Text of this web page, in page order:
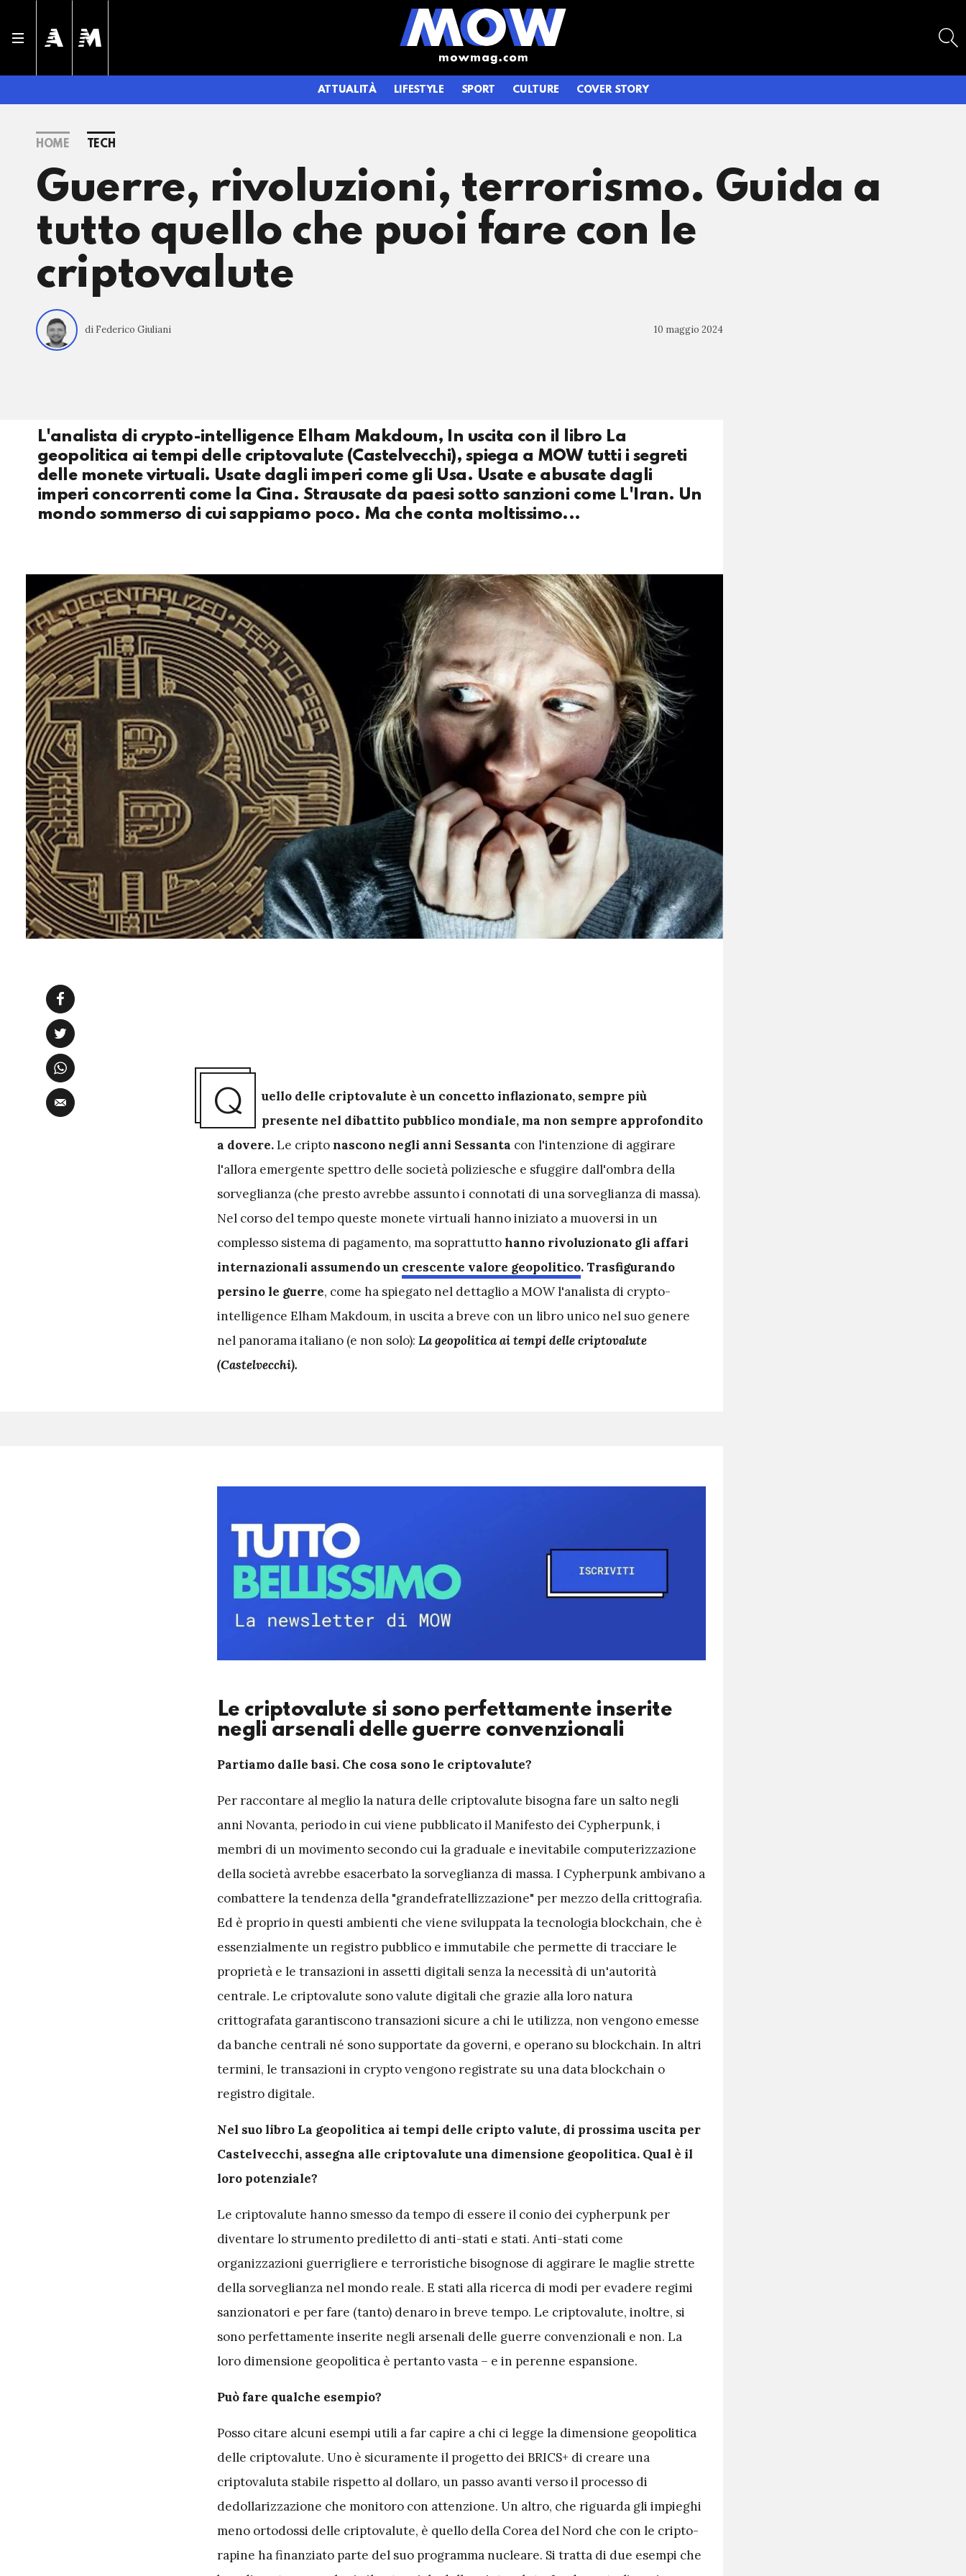
ATTUALITÀ LIFESTYLE SPORT CULTURE COVER STORY
HOME TECH
Guerre, rivoluzioni, terrorismo. Guida a
tutto quello che puoi fare con le
criptovalute
di Federico Giuliani 10 maggio 2024
L'analista di crypto-intelligence Elham Makdoum, In uscita con il libro La
geopolitica ai tempi delle criptovalute (Castelvecchi), spiega a MOW tutti i segreti
delle monete virtuali. Usate dagli imperi come gli Usa. Usate e abusate dagli
imperi concorrenti come la Cina. Strausate da paesi sotto sanzioni come L'Iran. Un
mondo sommerso di cui sappiamo poco. Ma che conta moltissimo...
Q
uello delle criptovalute è un concetto inflazionato, sempre più
presente nel dibattito pubblico mondiale, ma non sempre approfondito
a dovere.Le criptonascono negli anni Sessanta con l'intenzione di aggirare
l'allora emergente spettro delle società poliziesche e sfuggire dall'ombra della
sorveglianza (che presto avrebbe assunto i connotati di una sorveglianza di massa).
Nel corso del tempo queste monete virtuali hanno iniziato a muoversi in un
complesso sistema di pagamento, ma soprattuttohanno rivoluzionato gli affari
internazionali assumendo un crescente valore geopolitico. Trasfigurando
persino le guerre, come ha spiegato nel dettaglio a MOW l'analista di crypto-
intelligence Elham Makdoum, in uscita a breve con un libro unico nel suo genere
nel panorama italiano (e non solo): La geopolitica ai tempi delle criptovalute
(Castelvecchi).
Le criptovalute si sono perfettamente inserite
negli arsenali delle guerre convenzionali
Partiamo dalle basi. Che cosa sono le criptovalute?
Per raccontare al meglio la natura delle criptovalute bisogna fare un salto negli
anni Novanta, periodo in cui viene pubblicato il Manifesto dei Cypherpunk, i
membri di un movimento secondo cui la graduale e inevitabile computerizzazione
della società avrebbe esacerbato la sorveglianza di massa. I Cypherpunk ambivano a
combattere la tendenza della "grandefratellizzazione" per mezzo della crittografia.
Ed è proprio in questi ambienti che viene sviluppata la tecnologia blockchain, che è
essenzialmente un registro pubblico e immutabile che permette di tracciare le
proprietà e le transazioni in assetti digitali senza la necessità di un'autorità
centrale. Le criptovalute sono valute digitali che grazie alla loro natura
crittografata garantiscono transazioni sicure a chi le utilizza, non vengono emesse
da banche centrali né sono supportate da governi, e operano su blockchain. In altri
termini, le transazioni in crypto vengono registrate su una data blockchain o
registro digitale.
Nel suo libro La geopolitica ai tempi delle cripto valute, di prossima uscita per
Castelvecchi, assegna alle criptovalute una dimensione geopolitica. Qual è il
loro potenziale?
Le criptovalute hanno smesso da tempo di essere il conio dei cypherpunk per
diventare lo strumento prediletto di anti-stati e stati. Anti-stati come
organizzazioni guerrigliere e terroristiche bisognose di aggirare le maglie strette
della sorveglianza nel mondo reale. E stati alla ricerca di modi per evadere regimi
sanzionatori e per fare (tanto) denaro in breve tempo. Le criptovalute, inoltre, si
sono perfettamente inserite negli arsenali delle guerre convenzionali e non. La
loro dimensione geopolitica è pertanto vasta – e in perenne espansione.
Può fare qualche esempio?
Posso citare alcuni esempi utili a far capire a chi ci legge la dimensione geopolitica
delle criptovalute. Uno è sicuramente il progetto dei BRICS+ di creare una
criptovaluta stabile rispetto al dollaro, un passo avanti verso il processo di
dedollarizzazione che monitoro con attenzione. Un altro, che riguarda gli impieghi
meno ortodossi delle criptovalute, è quello della Corea del Nord che con le cripto-
rapine ha finanziato parte del suo programma nucleare. Si tratta di due esempi che